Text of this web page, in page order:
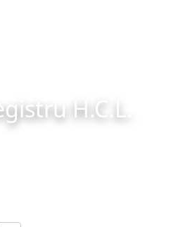
H.C.L.